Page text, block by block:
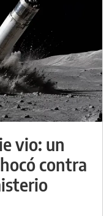
vio: un
contra